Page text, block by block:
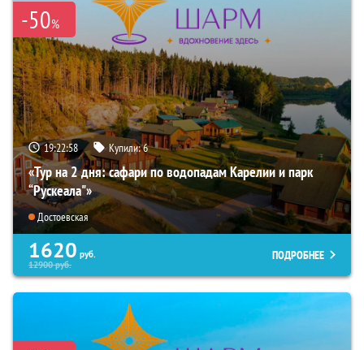
-50%
19:22:56 Купили:6
«Тур на 2 дня: сафари по водопадам Карелии и парк
“Рускеала"»
Достоевская
1620 руб.
12900руб.
ПОДРОБНЕЕ